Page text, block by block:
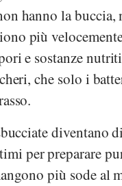
hanno la
più
e sostanze
che solo i
diventano
per preparare
più sode al